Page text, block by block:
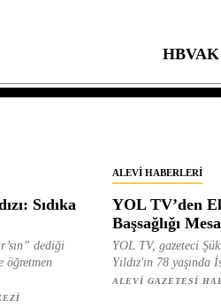
HBVAK
Sıdıka
dediği
öğretmen
ALEVI HABERLERI
YOL TV’den
Başsağlığı
YOL TV, gazeteci
Yıldız'ın 78 yaşında
ALEVI GAZETESI